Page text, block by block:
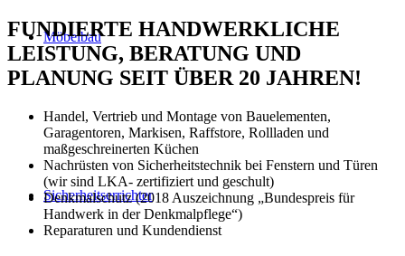
Möbelbau
Sicherheitserrichter
FUNDIERTE HANDWERKLICHE
LEISTUNG, BERATUNG UND
PLANUNG SEIT ÜBER 20 JAHREN!
Handel, Vertrieb und Montage von Bauelementen,
Garagentoren, Markisen, Raffstore, Rollladen und
maßgeschreinerten Küchen
Nachrüsten von Sicherheitstechnik bei Fenstern und Türen
(wir sind LKA- zertifiziert und geschult)
Denkmalschutz (2018 Auszeichnung „Bundespreis für
Handwerk in der Denkmalpflege“)
Reparaturen und Kundendienst